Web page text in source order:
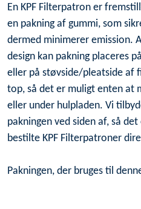
En KPF Filterpatron er
en pakning af gummi, som
dermed minimerer emission.
design kan pakning placeres
eller på støvside/pleatside af
top, så det er muligt enten
eller under hulpladen. Vi
pakningen ved siden af, så
bestilte KPF Filterpatroner
Pakningen, der bruges til